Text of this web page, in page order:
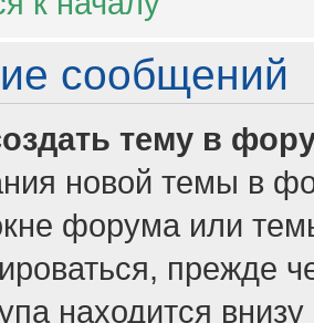
сообщений
тему в
новой темы в
форума или
прежде
находится